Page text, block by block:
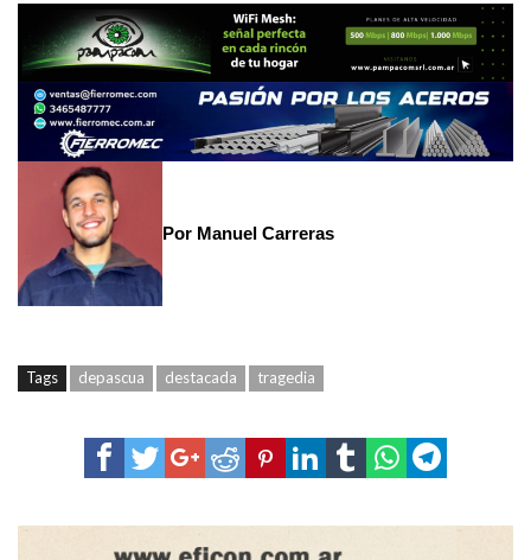
Por Manuel Carreras
Tags depascua destacada tragedia